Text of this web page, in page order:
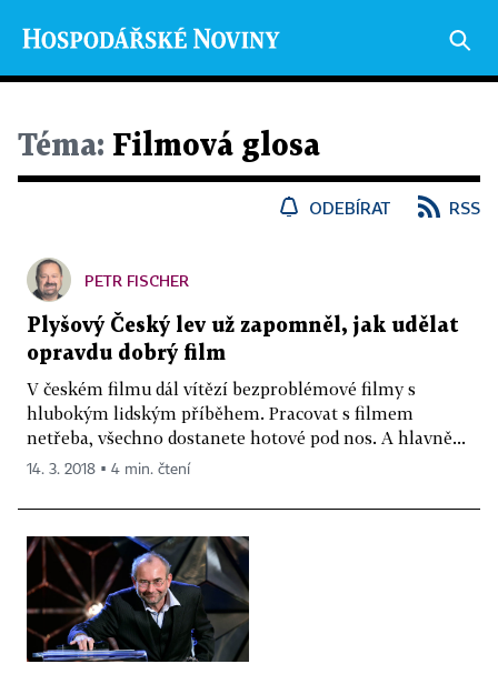
Téma: Filmová glosa
ODEBÍRAT RSS
PETR FISCHER
Plyšový Český lev už zapomněl, jak udělat
opravdu dobrý film
V českém filmu dál vítězí bezproblémové filmy s
hlubokým lidským příběhem. Pracovat s filmem
netřeba, všechno dostanete hotové pod nos. A hlavně...
14. 3. 2018 ▪ 4 min. čtení